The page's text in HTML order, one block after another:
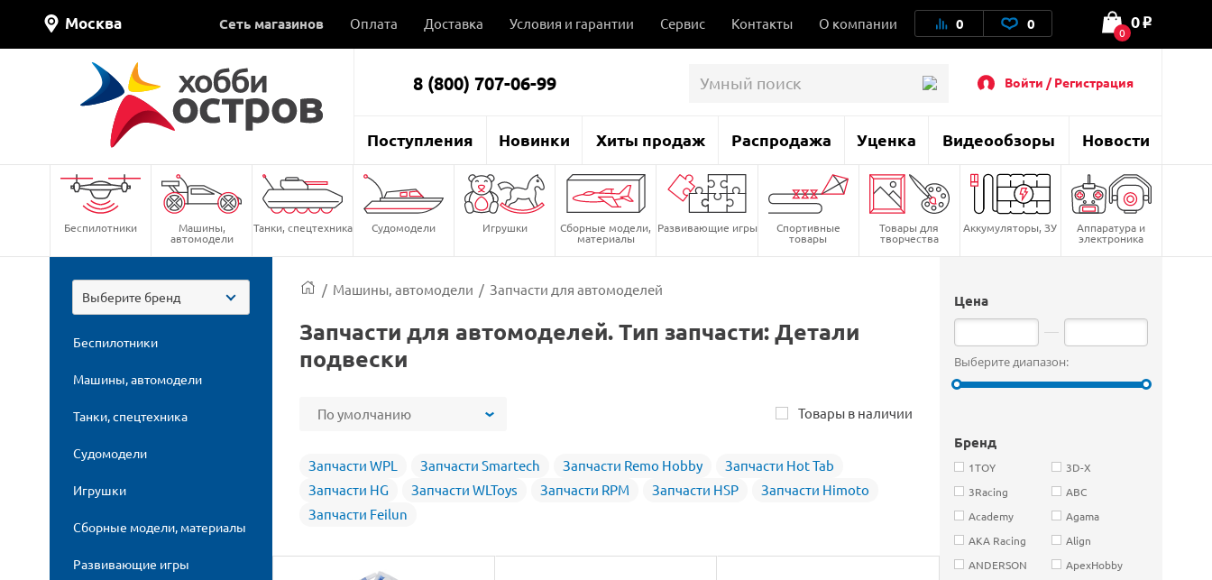
Москва Сеть магазинов Оплата Доставка Условия и гарантии Сервис Контакты О компании 0 0 0
0 o
8 (800) 707-06-99 Войти / Регистрация
Поступления Новинки Хиты продаж Распродажа Уценка Видеообзоры Новости
Беспилотники Машины,
автомодели
Танки, спецтехника Судомодели Игрушки Сборные модели,
материалы
Развивающие игры Спортивные
товары
Товары для
творчества
Аккумуляторы, ЗУ Аппаратура и
электроника
Выберите бренд
Беспилотники
Машины, автомодели
Танки, спецтехника
Судомодели
Игрушки
Сборные модели, материалы
Развивающие игры
Цена
Выберите диапазон:
Бренд
1TOY
3D-X
3Racing
ABC
Academy
Agama
AKA Racing
Align
ANDERSON
ApexHobby
/ Машины, автомодели / Запчасти для автомоделей
Запчасти для автомоделей. Тип запчасти: Детали
подвески
По умолчанию Товары в наличии
Запчасти WPL Запчасти Smartech Запчасти Remo Hobby
Запчасти Hot Tab
Запчасти HG
Запчасти WLToys Запчасти RPM Запчасти HSP
Запчасти Himoto
Запчасти Feilun